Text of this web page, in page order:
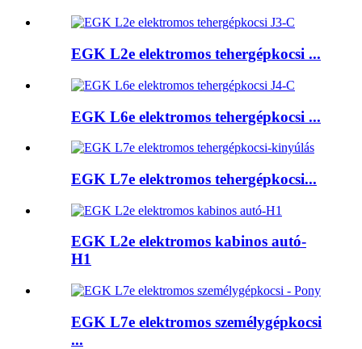
EGK L2e elektromos tehergépkocsi ...
EGK L6e elektromos tehergépkocsi ...
EGK L7e elektromos tehergépkocsi...
EGK L2e elektromos kabinos autó-
H1
EGK L7e elektromos személygépkocsi
...